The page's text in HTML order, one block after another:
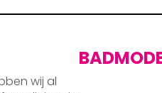
wij al